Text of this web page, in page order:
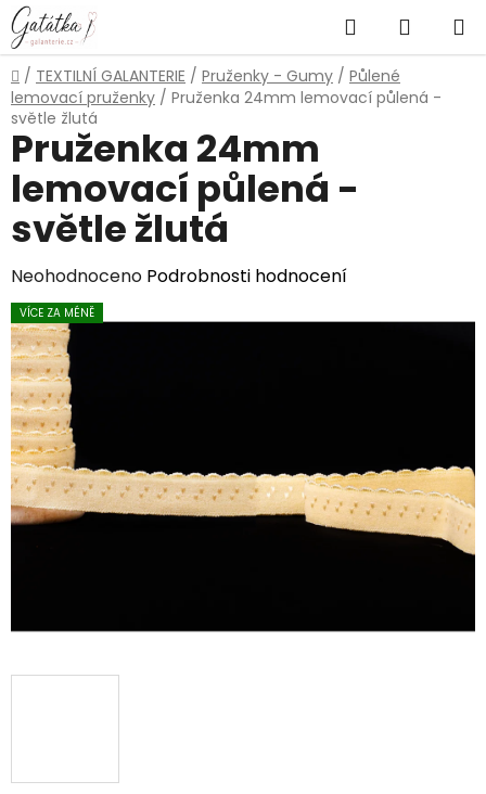
Přejít
na
obsah
Hledat
KOŠÍK
Domů
/ TEXTILNÍ GALANTERIE / Pruženky - Gumy / Půlené
lemovací pruženky / Pruženka 24mm lemovací půlená -
světle žlutá
Pruženka 24mm
lemovací půlená -
světle žlutá
Průměrné
hodnocení
produktu
je
0,0
z
5
hvězdiček.
Neohodnoceno Podrobnosti hodnocení
VÍCE ZA MÉNĚ